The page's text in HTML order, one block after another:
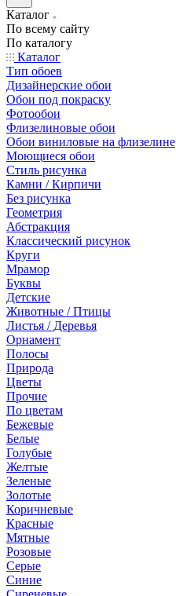
Каталог
По всему сайту
По каталогу
Каталог
Тип обоев
Дизайнерские обои
Обои под покраску
Фотообои
Флизелиновые обои
Обои виниловые на флизелине
Моющиеся обои
Стиль рисунка
Камни / Кирпичи
Без рисунка
Геометрия
Абстракция
Классический рисунок
Круги
Мрамор
Буквы
Детские
Животные / Птицы
Листья / Деревья
Орнамент
Полосы
Природа
Цветы
Прочие
По цветам
Бежевые
Белые
Голубые
Желтые
Зеленые
Золотые
Коричневые
Красные
Мятные
Розовые
Серые
Синие